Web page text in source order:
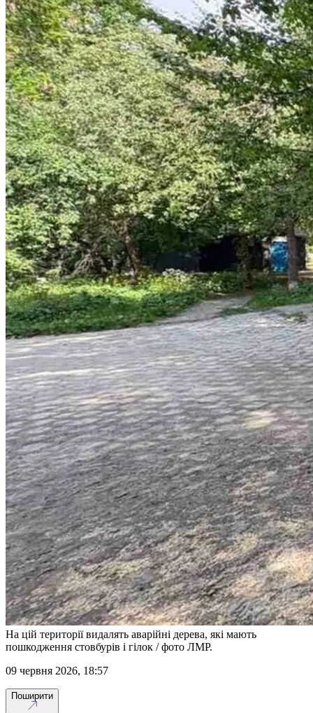
На цій території видалять аварійні дерева, які мають
пошкодження стовбурів і гілок / фото ЛМР.
09 червня 2026, 18:57
Поширити